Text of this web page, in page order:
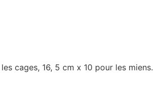
cages, 16, 5 cm x 10 pour les miens.